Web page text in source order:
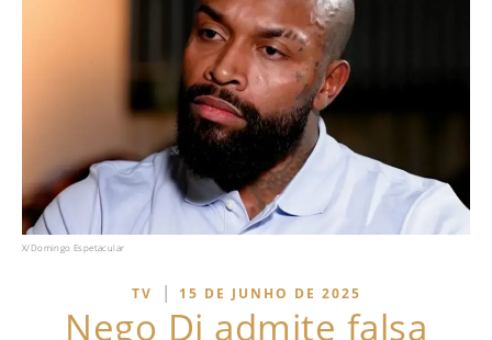
X/Domingo Espetacular
TV | 15 DE JUNHO DE 2025
Nego Di admite falsa